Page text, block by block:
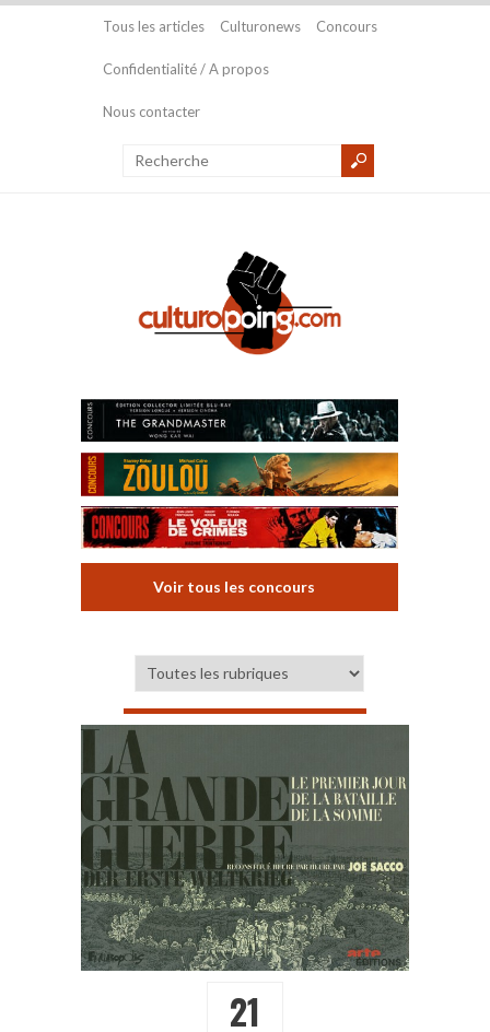
Tous les articles Culturonews Concours
Confidentialité / A propos
Nous contacter
Voir tous les concours
21